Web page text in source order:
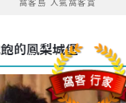
窩客島 人氣窩客賞